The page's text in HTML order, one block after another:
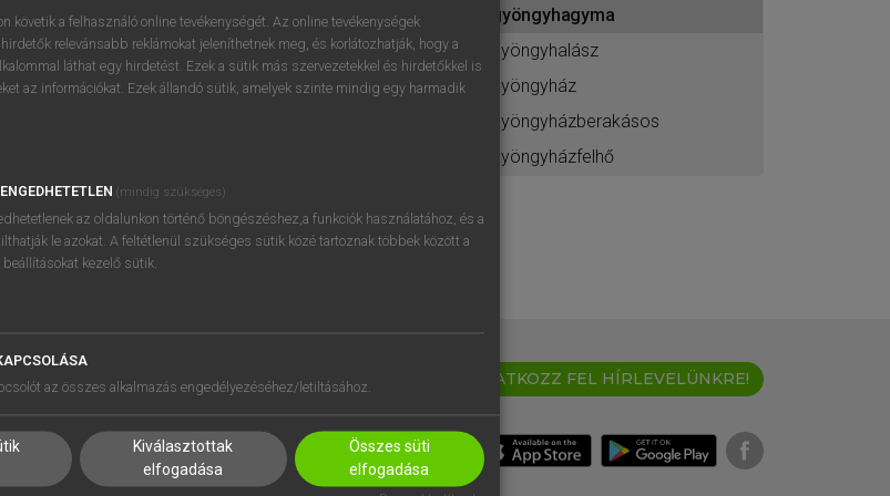
próbaverziójának elindításához
regisztrálok ésbelépek.
REGISZTRÁCIÓ
gyöngyhagyma
gyöngyhalász
gyöngyház
gyöngyházberakásos
gyöngyházfelhő
SÚGÓ
RÓLUNK
SÜTI BEÁLLÍTÁSOK
IRATKOZZ FEL HÍRLEVELÜNKRE!
követik a felhasználó online tevékenységét. Az online tevékenységek
relevánsabb reklámokat jeleníthetnek meg, és korlátozhatják, hogy a
láthat egy hirdetést. Ezek a sütik más szervezetekkel és hirdetőkkel is
az információkat. Ezek állandó sütik, amelyek szinte mindig egy harmadik
(mindig szükséges)
az oldalunkon történő böngészéshez,a funkciók használatához, és a
le azokat. A feltétlenül szükséges sütik közé tartoznak többek között a
kezelő sütik.
az összes alkalmazás engedélyezéséhez/letiltásához.
Kiválasztottak
elfogadása
Összes süti
elfogadása